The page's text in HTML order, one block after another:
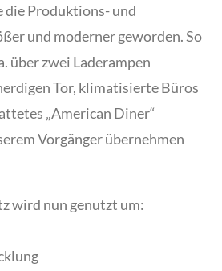
die Produktions- und
und moderner geworden. So
über zwei Laderampen
Tor, klimatisierte Büros
„American Diner“
Vorgänger übernehmen
wird nun genutzt um: